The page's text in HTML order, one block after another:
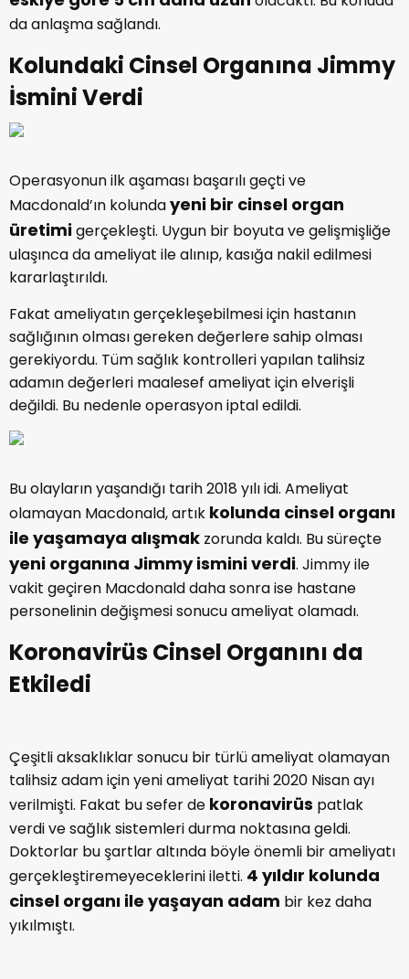
da anlaşma sağlandı.
Kolundaki Cinsel Organına Jimmy
İsmini Verdi
Operasyonun ilk aşaması başarılı geçti ve
Macdonald’ın kolundayeni bir cinsel organ
üretimigerçekleşti. Uygun bir boyuta ve gelişmişliğe
ulaşınca da ameliyat ile alınıp, kasığa nakil edilmesi
kararlaştırıldı.
Fakat ameliyatın gerçekleşebilmesi için hastanın
sağlığının olması gereken değerlere sahip olması
gerekiyordu. Tüm sağlık kontrolleri yapılan talihsiz
adamın değerleri maalesef ameliyat için elverişli
değildi. Bu nedenle operasyon iptal edildi.
Bu olayların yaşandığı tarih 2018 yılı idi. Ameliyat
olamayan Macdonald, artık kolunda cinsel organı
ile yaşamaya alışmak zorunda kaldı. Bu süreçte
yeni organına Jimmy ismini verdi. Jimmy ile
vakit geçiren Macdonald daha sonra ise hastane
personelinin değişmesi sonucu ameliyat olamadı.
Koronavirüs Cinsel Organını da
Etkiledi
Çeşitli aksaklıklar sonucu bir türlü ameliyat olamayan
talihsiz adam için yeni ameliyat tarihi 2020 Nisan ayı
verilmişti. Fakat bu sefer de koronavirüs patlak
verdi ve sağlık sistemleri durma noktasına geldi.
Doktorlar bu şartlar altında böyle önemli bir ameliyatı
gerçekleştiremeyeceklerini iletti. 4 yıldır kolunda
cinsel organı ile yaşayan adam bir kez daha
yıkılmıştı.